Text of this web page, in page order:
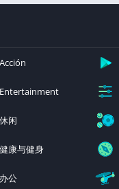
Acción
Entertainment
休闲
健康与健身
办公